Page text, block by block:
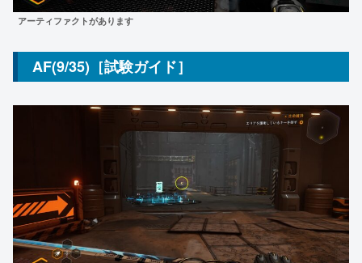
アーティファクトがあります
AF(9/35)［試験ガイド］